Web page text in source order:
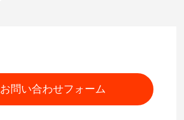
お問い合わせフォーム